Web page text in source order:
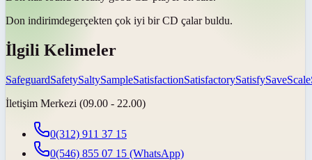
Don indirimdegerçekten çok iyi bir CD çalar buldu.
İlgili Kelimeler
SafeguardSafetySaltySampleSatisfactionSatisfactorySatisfySaveScale
İletişim Merkezi (09.00 - 22.00)
0(312) 911 37 15
0(546) 855 07 15 (WhatsApp)